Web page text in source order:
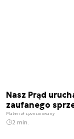
Nasz Prąd
zaufanego
Materiał sponsorowany
2 min.